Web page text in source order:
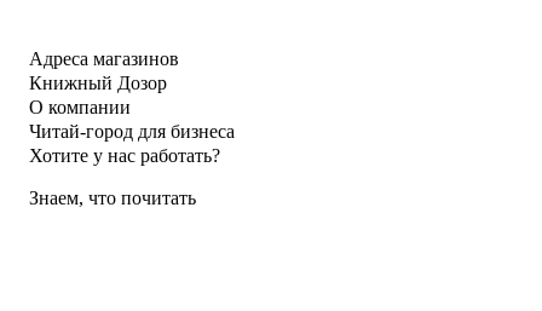
Адреса магазинов
Книжный Дозор
О компании
Читай-город для бизнеса
Хотите у нас работать?
Знаем, что почитать